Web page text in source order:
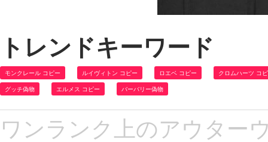
トレンドキーワード
モンクレール コピー ルイヴィトン コピー ロエベ コピー クロムハーツ コ
グッチ偽物 エルメス コピー バーバリー偽物
ワンランク上のアウター